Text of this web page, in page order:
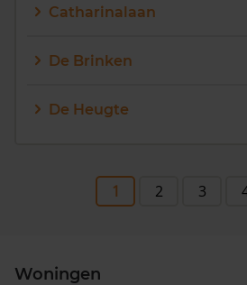
Catharinalaan
De Brinken
De Heugte
1 2 3
Woningen